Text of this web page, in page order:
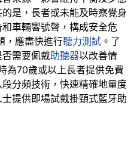
是，長者或未能及時察覺身
車輛響號聲，構成安全危
，應盡快進行聽力測試 。了
需要佩戴助聽器以改善情
為70歲或以上長者提供免費
分頻技術，快速精確地量度
提供即場試戴掛頸式藍牙助